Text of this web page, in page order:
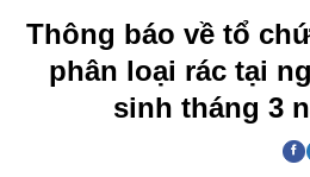
Thông báo về tổ
phân loại rác tại
sinh tháng 3